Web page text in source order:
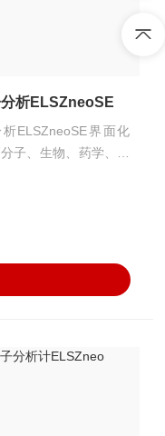
析ELSZneoSE
ELSZneoSE界面化
子、生物、药学、医